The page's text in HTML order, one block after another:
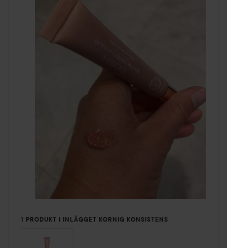
1 PRODUKT I INLÄGGET KORNIG KONSISTENS